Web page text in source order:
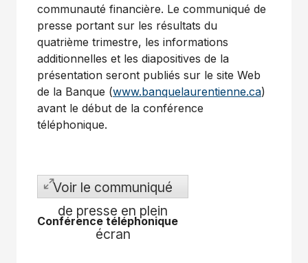
communauté financière. Le communiqué de
presse portant sur les résultats du
quatrième trimestre, les informations
additionnelles et les diapositives de la
présentation seront publiés sur le site Web
de la Banque (www.banquelaurentienne.ca)
avant le début de la conférence
téléphonique.
Voir le communiqué
de presse en plein
écran
Conférence téléphonique